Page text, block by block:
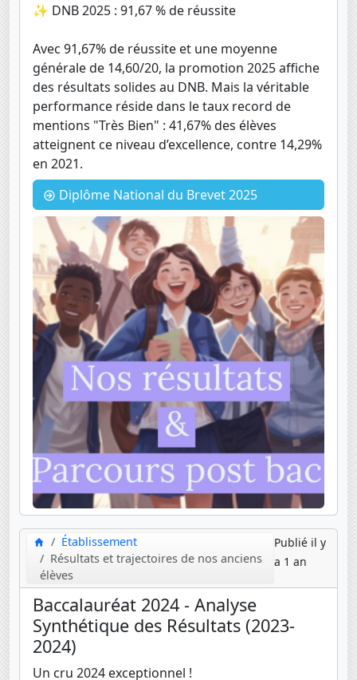
✨ DNB 2025 : 91,67 % de réussite
Avec 91,67% de réussite et une moyenne
générale de 14,60/20, la promotion 2025 affiche
des résultats solides au DNB. Mais la véritable
performance réside dans le taux record de
mentions "Très Bien" : 41,67% des élèves
atteignent ce niveau d’excellence, contre 14,29%
en 2021.
Diplôme National du Brevet 2025
Établissement
Résultats et trajectoires de nos anciens
élèves
Publié il y
a 1 an
Baccalauréat 2024 - Analyse
Synthétique des Résultats (2023-
2024)
Un cru 2024 exceptionnel !